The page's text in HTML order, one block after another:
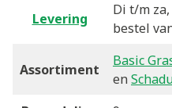
Levering
Di t/m
bestel
Assortiment
Basic
en